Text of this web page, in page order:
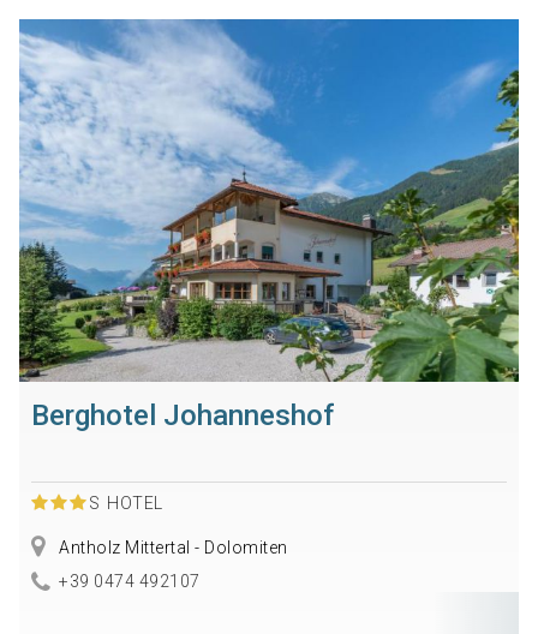
Berghotel Johanneshof
S HOTEL
Antholz Mittertal - Dolomiten
+39 0474 492107